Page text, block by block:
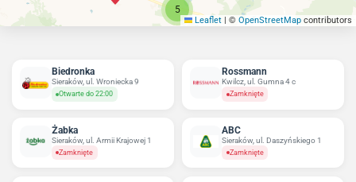
5
Leaflet | © OpenStreetMap contributors
Biedronka
Sieraków, ul. Wroniecka 9
Otwarte do 22:00
Rossmann
Kwilcz, ul. Gumna 4 c
Zamknięte
Żabka
Sieraków, ul. Armii Krajowej 1
Zamknięte
ABC
Sieraków, ul. Daszyńskiego 1
Zamknięte